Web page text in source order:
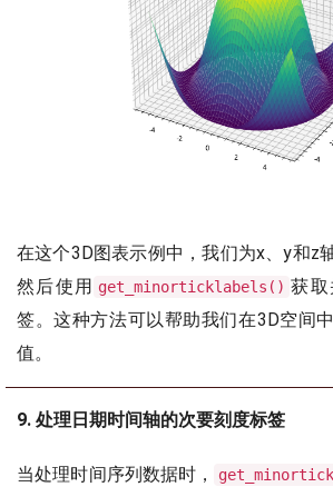
在这个3D图表示例中，我们为x、y和z
然后使用 get_minorticklabels() 获
签。这种方法可以帮助我们在3D空间
值。
9. 处理日期时间轴的次要刻度标签
当处理时间序列数据时，